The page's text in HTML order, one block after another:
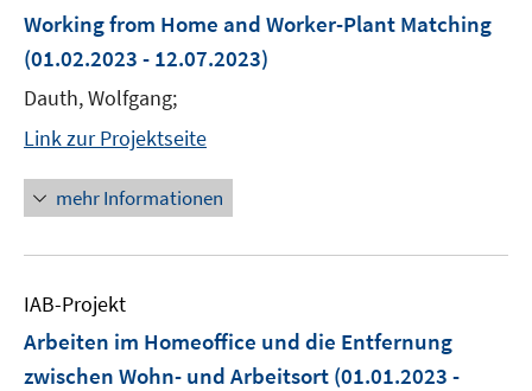
Working from Home and Worker-Plant Matching
(01.02.2023 - 12.07.2023)
Dauth, Wolfgang;
Link zur Projektseite
mehr Informationen
IAB-Projekt
Arbeiten im Homeoffice und die Entfernung
zwischen Wohn- und Arbeitsort (01.01.2023 -